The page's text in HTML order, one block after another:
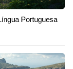
Portuguesa